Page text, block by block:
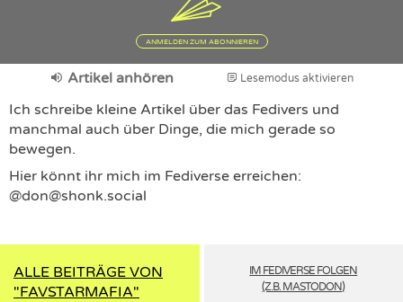
ANMELDEN ZUM ABONNIEREN
ALLE BEITRÄGE VON
"FAVSTARMAFIA"
IM FEDIVERSE FOLGEN
(Z.B. MASTODON)
Artikel anhören Lesemodus aktivieren
Ich schreibe kleine Artikel über das Fedivers und
manchmal auch über Dinge, die mich gerade so
bewegen.
Hier könnt ihr mich im Fediverse erreichen:
@don@shonk.social